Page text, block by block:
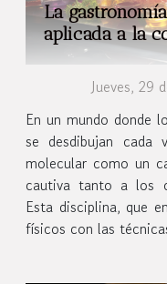
La
aplicada a la
Jueves, 29
En un mundo donde
se desdibujan cada
molecular como un
cautiva tanto a los
Esta disciplina, que
físicos con las